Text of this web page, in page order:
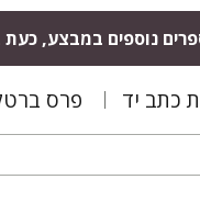
נוספים במבצע, כעת
כתב יד פרס